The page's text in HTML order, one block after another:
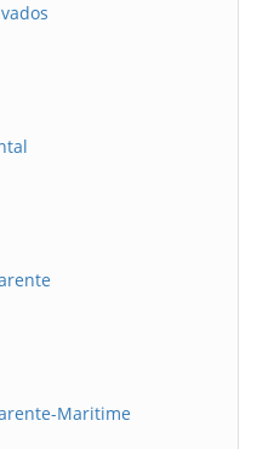
Maritime